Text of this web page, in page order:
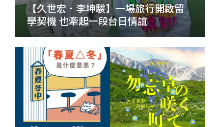
【久世宏．李坤駿】一場旅行開啟留
學契機 也牽起一段台日情誼